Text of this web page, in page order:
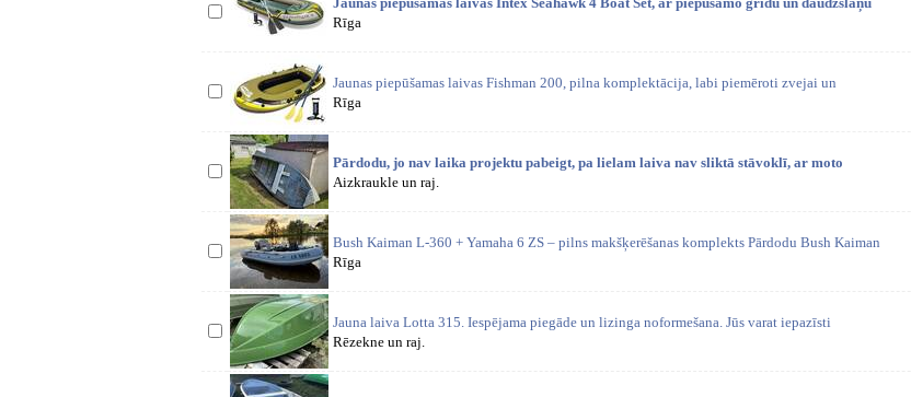
Rīga
Jaunas piepūšamas laivas Fishman 200, pilna komplektācija, labi piemēroti zvejai un
Rīga
Pārdodu, jo nav laika projektu pabeigt, pa lielam laiva nav sliktā stāvoklī, ar moto
Aizkraukle un raj.
Bush Kaiman L-360 + Yamaha 6 ZS – pilns makšķerēšanas komplekts Pārdodu Bush Kaiman
Rīga
Jauna laiva Lotta 315. Iespējama piegāde un lizinga noformešana. Jūs varat iepazīsti
Rēzekne un raj.